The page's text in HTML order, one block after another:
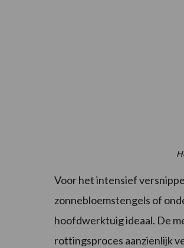
Voor het intensief
zonnebloemstengels of
hoofdwerktuig ideaal. De
rottingsproces aanzienlijk